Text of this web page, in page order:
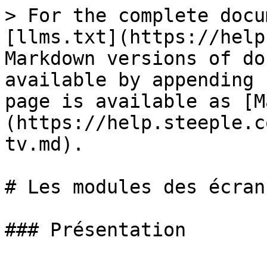
> For the complete
[llms.txt](https://
Markdown versions of
available by
page is available as
(https://
tv.md).
# Les modules des
### Présentation